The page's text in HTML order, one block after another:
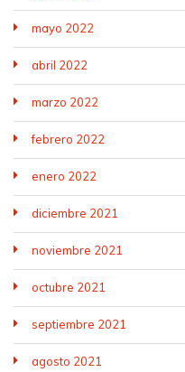
mayo 2022
abril 2022
marzo 2022
febrero 2022
enero 2022
diciembre 2021
noviembre 2021
octubre 2021
septiembre 2021
agosto 2021